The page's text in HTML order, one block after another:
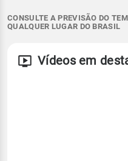
CONSULTE A PREVISÃO DO
QUALQUER LUGAR DO BRASIL
Vídeos em